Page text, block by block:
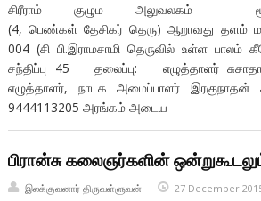
சிரீராம் குழும அலுவலகம்
(4, பெண்கள் தேசிகர் தெரு) ஆறாவது தளம்
004 (சி பி.இராமசாமி தெருவில் உள்ள பாலம்
சந்திப்பு 45 தலைப்பு: எழுத்தாளர்
எழுத்தாளர், நாடக அமைப்பாளர் இரகுநாதன்
9444113205 அரங்கம் அடைய
பிரான்சு கலைஞர்களின்
இலக்குவனார் திருவள்ளுவன் 27 December